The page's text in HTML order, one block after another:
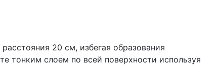
20 см, избегая образования
тонким слоем по всей поверхности используя